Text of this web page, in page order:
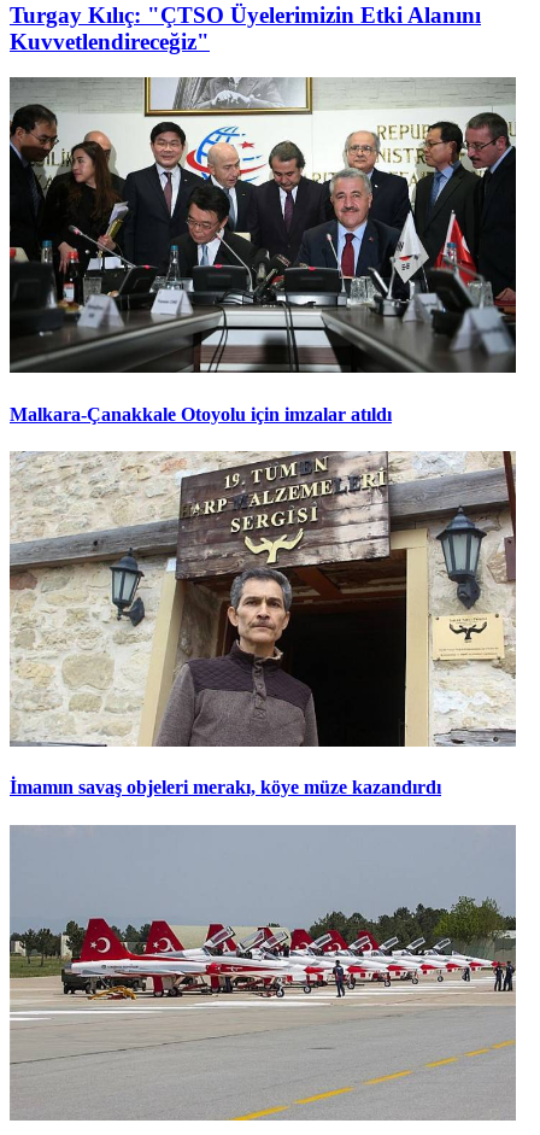
Turgay Kılıç: "ÇTSO Üyelerimizin Etki Alanını
Kuvvetlendireceğiz"
Malkara-Çanakkale Otoyolu için imzalar atıldı
İmamın savaş objeleri merakı, köye müze kazandırdı